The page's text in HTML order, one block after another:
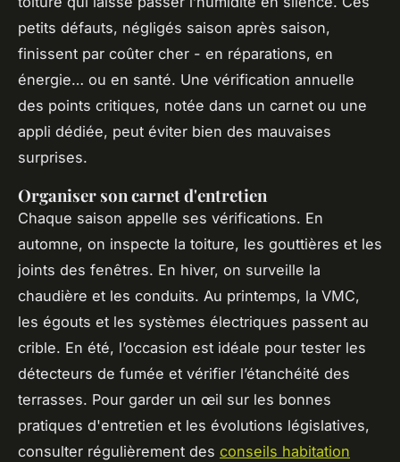
petits défauts, négligés saison après saison,
finissent par coûter cher - en réparations, en
énergie… ou en santé. Une vérification annuelle
des points critiques, notée dans un carnet ou une
appli dédiée, peut éviter bien des mauvaises
surprises.
Organiser son carnet d'entretien
Chaque saison appelle ses vérifications. En
automne, on inspecte la toiture, les gouttières et les
joints des fenêtres. En hiver, on surveille la
chaudière et les conduits. Au printemps, la VMC,
les égouts et les systèmes électriques passent au
crible. En été, l’occasion est idéale pour tester les
détecteurs de fumée et vérifier l’étanchéité des
terrasses. Pour garder un œil sur les bonnes
pratiques d'entretien et les évolutions législatives,
consulter régulièrement des conseils habitation